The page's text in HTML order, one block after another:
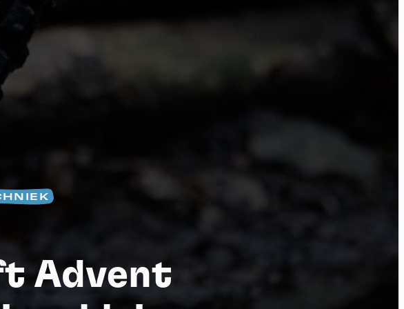
Advent